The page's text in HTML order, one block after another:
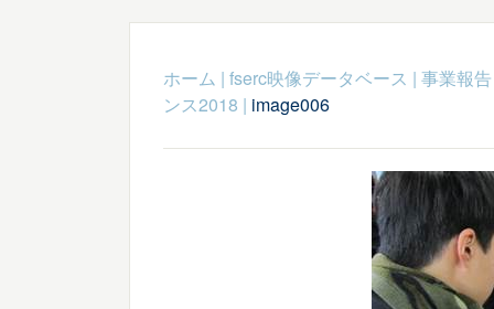
ホーム | fserc映像データベース | 事業報告
ンス2018 | image006